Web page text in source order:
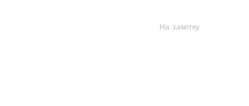
На замітку